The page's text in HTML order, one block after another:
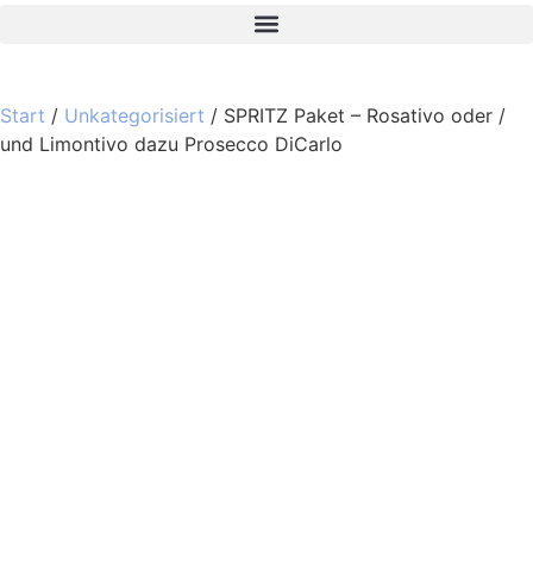
Start / Unkategorisiert / SPRITZ Paket – Rosativo oder /
und Limontivo dazu Prosecco DiCarlo